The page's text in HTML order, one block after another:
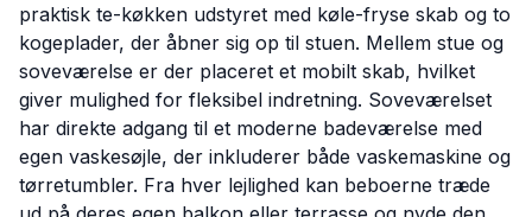
praktisk te-køkken udstyret med køle-fryse skab og to
kogeplader, der åbner sig op til stuen. Mellem stue og
soveværelse er der placeret et mobilt skab, hvilket
giver mulighed for fleksibel indretning. Soveværelset
har direkte adgang til et moderne badeværelse med
egen vaskesøjle, der inkluderer både vaskemaskine og
tørretumbler. Fra hver lejlighed kan beboerne træde